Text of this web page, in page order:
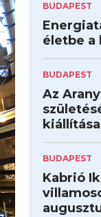
BUDAPEST
életbe a
BUDAPEST
Az
kiállítása
BUDAPEST
Kabrió